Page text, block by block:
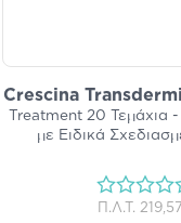
Crescina
Treatment 20 Τεμάχια
με Ειδικά
Π.Λ.Τ.